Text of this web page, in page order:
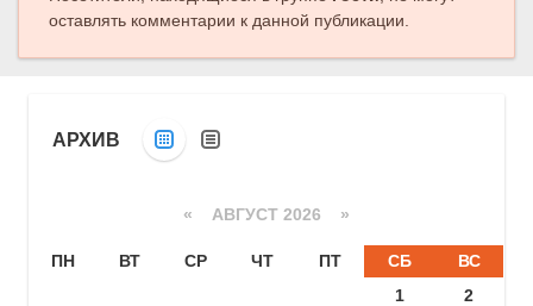
оставлять комментарии к данной публикации.
АРХИВ
« АВГУСТ 2026 »
ПН ВТ СР ЧТ ПТ СБ
ВС
1
2